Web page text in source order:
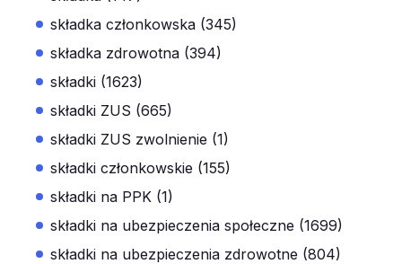
składka członkowska (345)
składka zdrowotna (394)
składki (1623)
składki ZUS (665)
składki ZUS zwolnienie (1)
składki członkowskie (155)
składki na PPK (1)
składki na ubezpieczenia społeczne (1699)
składki na ubezpieczenia zdrowotne (804)